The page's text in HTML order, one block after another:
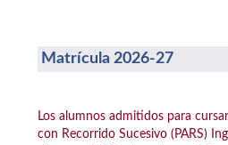
Matrícula 2026-27
Los alumnos admitidos para
con Recorrido Sucesivo (PARS)